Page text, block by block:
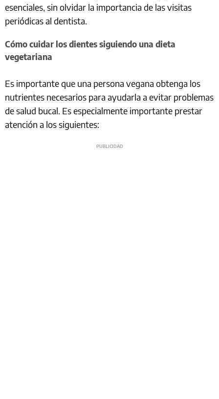
esenciales, sin olvidar la importancia de las visitas
periódicas al dentista.
Cómo cuidar los dientes siguiendo una dieta
vegetariana
Es importante que una persona vegana obtenga los
nutrientes necesarios para ayudarla a evitar problemas
de salud bucal. Es especialmente importante prestar
atención a los siguientes: